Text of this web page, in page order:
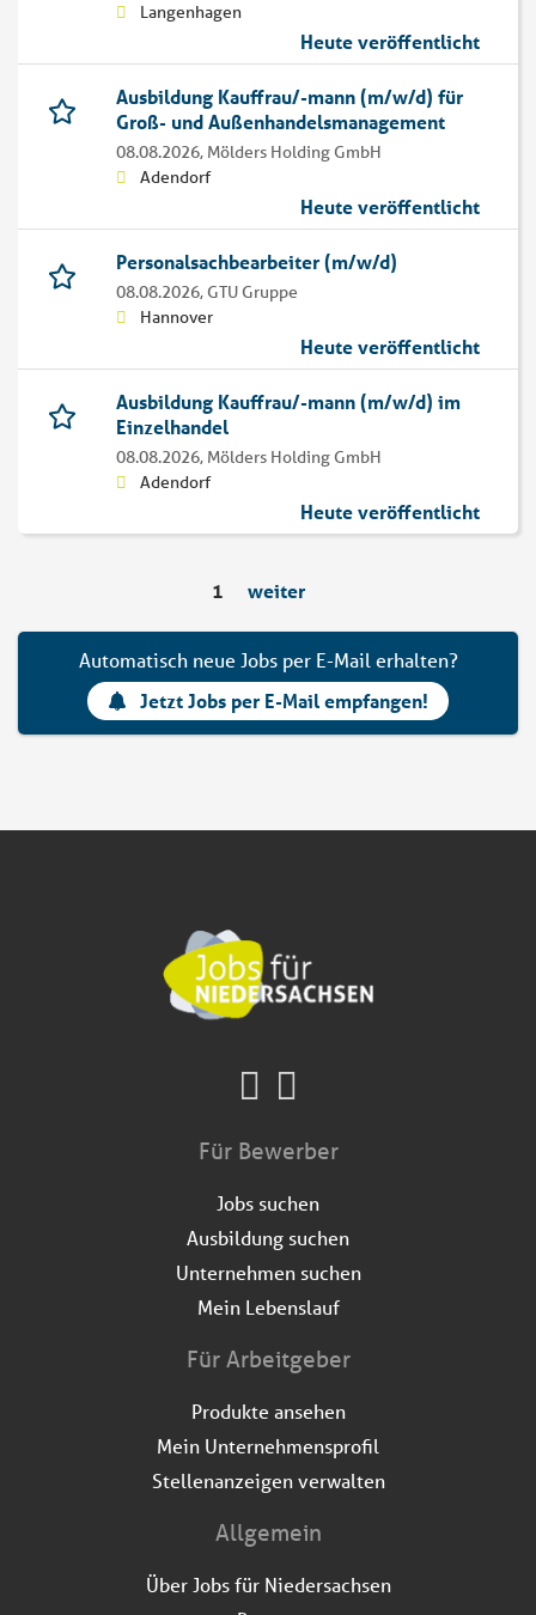
Langenhagen
Heute veröffentlicht
Ausbildung Kauffrau/-mann (m/w/d) für
Groß- und Außenhandelsmanagement
08.08.2026, Mölders Holding GmbH
Adendorf
Heute veröffentlicht
Personalsachbearbeiter (m/w/d)
08.08.2026, GTU Gruppe
Hannover
Heute veröffentlicht
Ausbildung Kauffrau/-mann (m/w/d) im
Einzelhandel
08.08.2026, Mölders Holding GmbH
Adendorf
Heute veröffentlicht
1 weiter
Automatisch neue Jobs per E-Mail erhalten?
Jetzt Jobs per E-Mail empfangen!
Für Bewerber
Jobs suchen
Ausbildung suchen
Unternehmen suchen
Mein Lebenslauf
Für Arbeitgeber
Produkte ansehen
Mein Unternehmensprofil
Stellenanzeigen verwalten
Allgemein
Über Jobs für Niedersachsen